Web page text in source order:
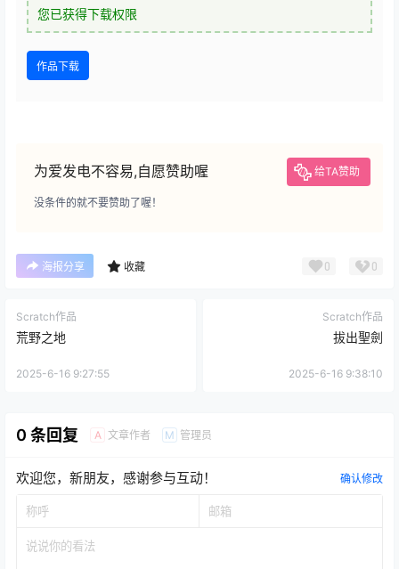
您已获得下载权限
作品下载
为爱发电不容易,自愿赞助喔 给TA赞助
没条件的就不要赞助了喔！
海报分享 收藏 0 0
Scratch作品
荒野之地
2025-6-16 9:27:55
Scratch作品
拔出聖劍
2025-6-16 9:38:10
0 条回复 A 文章作者 M 管理员
欢迎您，新朋友，感谢参与互动！ 确认修改